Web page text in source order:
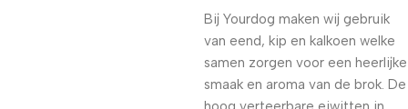
Bij Yourdog maken wij gebruik
van eend, kip en kalkoen welke
samen zorgen voor een heerlijke
smaak en aroma van de brok. De